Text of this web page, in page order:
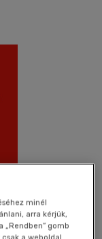
minél
arra kérjük,
„Rendben” gomb